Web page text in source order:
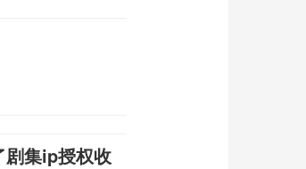
剧集ip授权收